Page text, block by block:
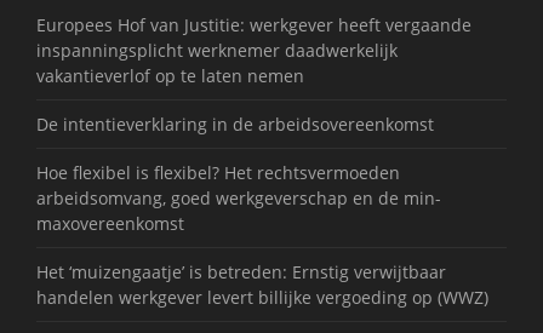
Europees Hof van Justitie: werkgever heeft vergaande
inspanningsplicht werknemer daadwerkelijk
vakantieverlof op te laten nemen
De intentieverklaring in de arbeidsovereenkomst
Hoe flexibel is flexibel? Het rechtsvermoeden
arbeidsomvang, goed werkgeverschap en de min-
maxovereenkomst
Het ‘muizengaatje’ is betreden: Ernstig verwijtbaar
handelen werkgever levert billijke vergoeding op (WWZ)